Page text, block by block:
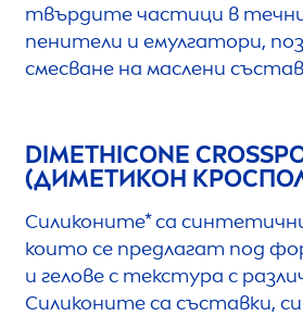
твърдите частици в
пенители и емулгатори,
смесване на маслени
DIMETHICONE
(ДИМЕТИКОН
Силиконите* са
които се предлагат под
и гелове с текстура с
Силиконите са съставки,